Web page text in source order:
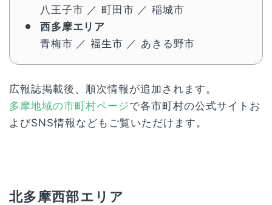
八王子市 ／ 町田市 ／ 稲城市
西多摩エリア
青梅市 ／福生市 ／ あきる野市
広報誌掲載後、順次情報が追加されます。
多摩地域の市町村ページで各市町村の公式サイトお
よびSNS情報などもご覧いただけます。
北多摩西部エリア